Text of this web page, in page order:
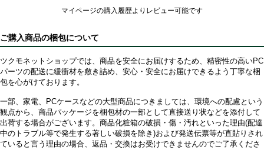
マイページの購入履歴よりレビュー可能です
ご購入商品の梱包について
ツクモネットショップでは、商品を安全にお届けするため、精密性の高いPC
パーツの配送に緩衝材を敷き詰め、安心・安全にお届けできるよう丁寧な梱
包を心がけております。
一部、家電、PCケースなどの大型商品につきましては、環境への配慮という
観点から、商品パッケージを梱包材の一部として直接送り状などを添付して
出荷する場合がございます。商品化粧箱の破損・傷・汚れといった理由(配達
中のトラブル等で発生する著しい破損を除き)および発送伝票等が直貼りされ
ていると言う理由の場合、返品・交換はお受けできませんのでご了承くださ